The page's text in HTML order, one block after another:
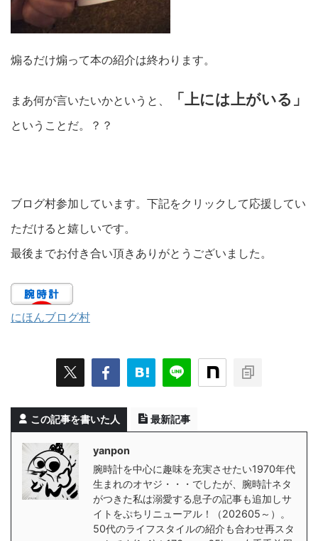
煽るだけ煽って本の紹介は終わります。
まあ何が言いたいかというと、 「上には上がいる」
ということだ。？？
ブログ村参加しています。下記をクリックして応援してい
ただけると嬉しいです。
最後までお付き合い頂きありがとうございました。
にほんブログ村
この記事を書いた人 最新記事
yanpon
腕時計を中心に趣味を充実させたい1970年代
生まれのオヤジ・・・でしたが、腕時計ネタ
がつきた私は溺愛する息子の記事も追加しサ
イトをぷちリニューアル！（202605～）。
50代のライフスタイルの紹介も合わせ再スタ